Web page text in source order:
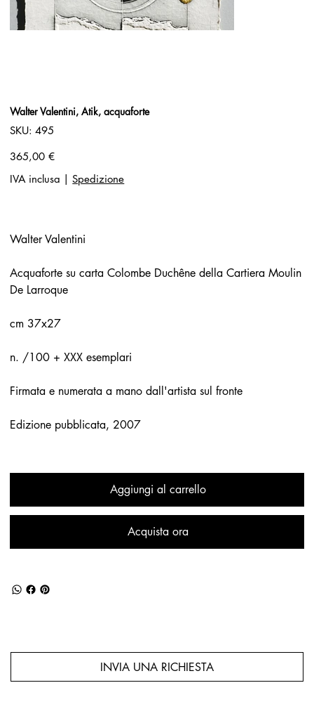
Walter Valentini, Atik, acquaforte
SKU:
SKU
495
495
Prezzo
365,00 €
IVA inclusa
Spedizione
Walter Valentini
Acquaforte su carta Colombe Duchêne della Cartiera Moulin
De Larroque
cm 37x27
n. /100 + XXX esemplari
Firmata e numerata a mano dall'artista sul fronte
Edizione pubblicata, 2007
Aggiungi al carrello
Acquista ora
INVIA UNA RICHIESTA